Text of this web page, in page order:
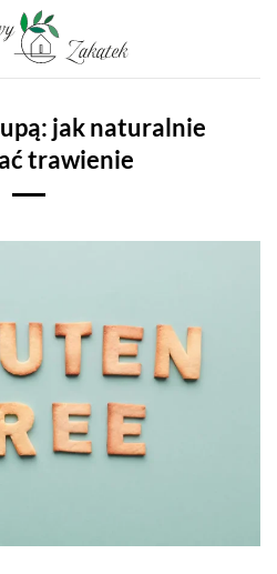
jak naturalnie
trawienie